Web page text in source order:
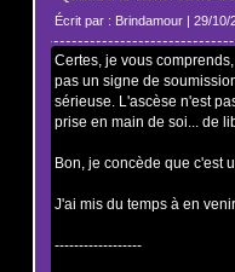
Écrit par : Brindamour | 29/10/
Certes, je vous
pas un signe de
sérieuse. L'ascèse n'est
prise en main de soi... de
Bon, je concède que c'est
J'ai mis du temps à en
------------------